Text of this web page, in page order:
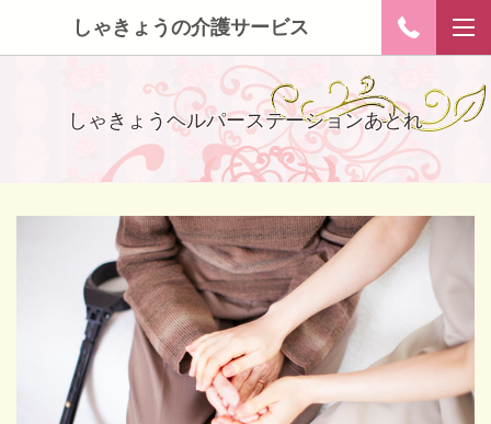
しゃきょうの介護サービス
しゃきょうヘルパーステーションあとれ